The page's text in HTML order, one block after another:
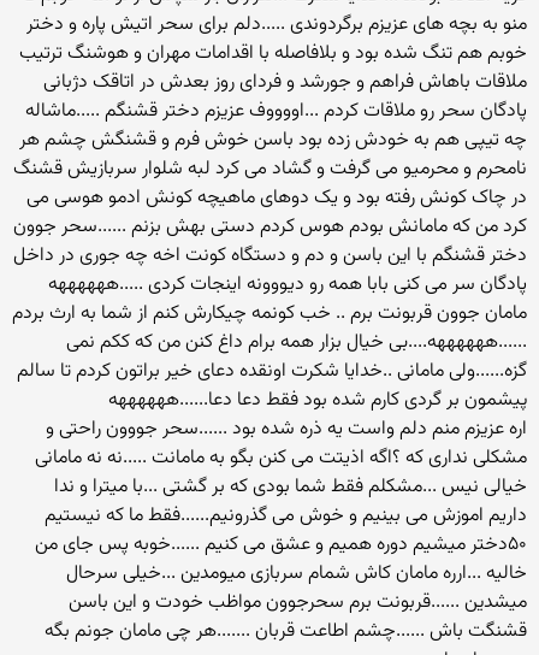
منو به بچه های عزیزم برگردوندی .....دلم برای سحر اتیش پاره و دختر
خوبم هم تنگ شده بود و بلافاصله با اقدامات مهران و هوشنگ ترتیب
ملاقات باهاش فراهم و جورشد و فردای روز بعدش در اتاقک دژبانی
پادگان سحر رو ملاقات کردم ...اووووف عزیزم دختر قشنگم .....ماشاله
چه تیپی هم به خودش زده بود باسن خوش فرم و قشنگش چشم هر
نامحرم و محرمیو می گرفت و گشاد می کرد لبه شلوار سربازیش قشنگ
در چاک کونش رفته بود و یک دوهای ماهیچه کونش ادمو هوسی می
کرد من که مامانش بودم هوس کردم دستی بهش بزنم ......سحر جوون
دختر قشنگم با این باسن و دم و دستگاه کونت اخه چه جوری در داخل
پادگان سر می کنی بابا همه رو دیووونه اینجات کردی .....ههههههه
مامان جوون قربونت برم .. خب کونمه چیکارش کنم از شما به ارث بردم
......ههههههه....بی خیال بزار همه برام داغ کنن من که ککم نمی
گزه......ولی مامانی ..خدایا شکرت اونقده دعای خیر براتون کردم تا سالم
پیشمون بر گردی کارم شده بود فقط دعا دعا......ههههههه
اره عزیزم منم دلم واست یه ذره شده بود ......سحر جووون راحتی و
مشکلی نداری که ؟اگه اذیتت می کنن بگو به مامانت .....نه نه مامانی
خیالی نیس ...مشکلم فقط شما بودی که بر گشتی ...با میترا و ندا
داریم اموزش می بینیم و خوش می گذرونیم......فقط ما که نیستیم
۵۰دختر میشیم دوره همیم و عشق می کنیم ......خوبه پس جای من
خالیه ...ارره مامان کاش شمام سربازی میومدین ...خیلی سرحال
میشدین ......قربونت برم سحرجوون مواظب خودت و این باسن
قشنگت باش ......چشم اطاعت قربان .......هر چی مامان جونم بگه